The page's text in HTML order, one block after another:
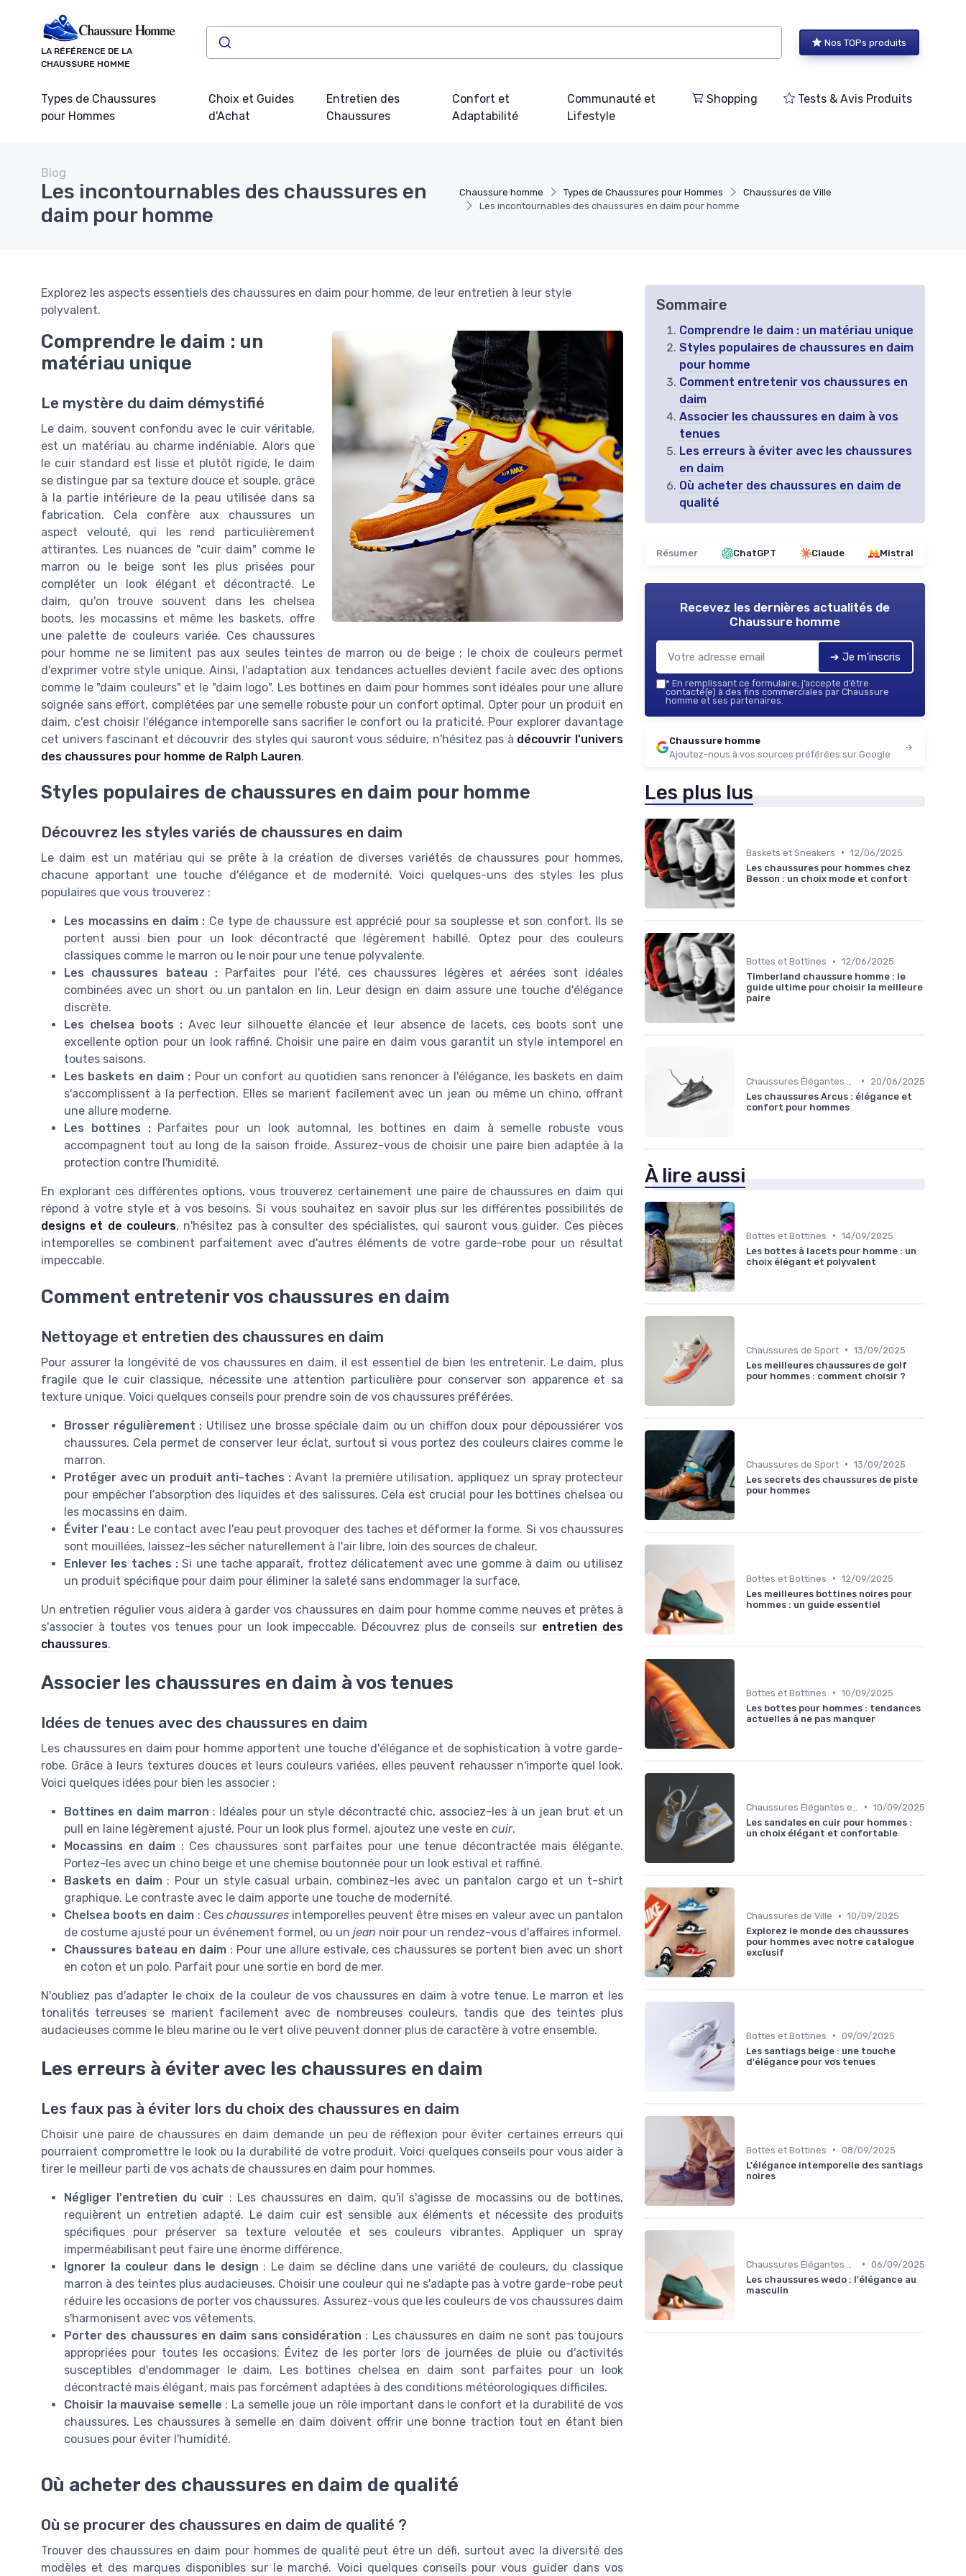
LA RÉFÉRENCE DE LA
CHAUSSURE HOMME
Nos TOPs produits
Types de Chaussures
pour Hommes
Choix et Guides
d'Achat
Entretien des
Chaussures
Confort et
Adaptabilité
Communauté et
Lifestyle
Shopping Tests & Avis Produits
Chaussure homme Types de Chaussures pour Hommes
Chaussures de Ville
Les incontournables des chaussures en daim pour homme
Blog
Les incontournables des chaussures en
daim pour homme
Explorez les aspects essentiels des chaussures en daim pour homme, de leur entretien à leur style
polyvalent.
Comprendre le daim : un
matériau unique
Le mystère du daim démystifié
Le daim, souvent confondu avec le cuir véritable,
est un matériau au charme indéniable. Alors que
le cuir standard est lisse et plutôt rigide, le daim
se distingue par sa texture douce et souple, grâce
à la partie intérieure de la peau utilisée dans sa
fabrication. Cela confère aux chaussures un
aspect velouté, qui les rend particulièrement
attirantes. Les nuances de "cuir daim" comme le
marron ou le beige sont les plus prisées pour
compléter un look élégant et décontracté. Le
daim, qu'on trouve souvent dans les chelsea
boots, les mocassins et même les baskets, offre
une palette de couleurs variée. Ces chaussures
pour homme ne se limitent pas aux seules teintes de marron ou de beige ; le choix de couleurs permet
d'exprimer votre style unique. Ainsi, l'adaptation aux tendances actuelles devient facile avec des options
comme le "daim couleurs" et le "daim logo". Les bottines en daim pour hommes sont idéales pour une allure
soignée sans effort, complétées par une semelle robuste pour un confort optimal. Opter pour un produit en
daim, c'est choisir l'élégance intemporelle sans sacrifier le confort ou la praticité. Pour explorer davantage
cet univers fascinant et découvrir des styles qui sauront vous séduire, n'hésitez pas à découvrir l'univers
des chaussures pour homme de Ralph Lauren.
Styles populaires de chaussures en daim pour homme
Découvrez les styles variés de chaussures en daim
Le daim est un matériau qui se prête à la création de diverses variétés de chaussures pour hommes,
chacune apportant une touche d'élégance et de modernité. Voici quelques-uns des styles les plus
populaires que vous trouverez :
Les mocassins en daim : Ce type de chaussure est apprécié pour sa souplesse et son confort. Ils se
portent aussi bien pour un look décontracté que légèrement habillé. Optez pour des couleurs
classiques comme le marron ou le noir pour une tenue polyvalente.
Les chaussures bateau :Parfaites pour l'été, ces chaussures légères et aérées sont idéales
combinées avec un short ou un pantalon en lin. Leur design en daim assure une touche d'élégance
discrète.
Les chelsea boots :Avec leur silhouette élancée et leur absence de lacets, ces boots sont une
excellente option pour un look raffiné. Choisir une paire en daim vous garantit un style intemporel en
toutes saisons.
Les baskets en daim : Pour un confort au quotidien sans renoncer à l'élégance, les baskets en daim
s'accomplissent à la perfection. Elles se marient facilement avec un jean ou même un chino, offrant
une allure moderne.
Les bottines :Parfaites pour un look automnal, les bottines en daim à semelle robuste vous
accompagnent tout au long de la saison froide. Assurez-vous de choisir une paire bien adaptée à la
protection contre l'humidité.
En explorant ces différentes options, vous trouverez certainement une paire de chaussures en daim qui
répond à votre style et à vos besoins. Si vous souhaitez en savoir plus sur les différentes possibilités de
designs et de couleurs, n'hésitez pas à consulter des spécialistes, qui sauront vous guider. Ces pièces
intemporelles se combinent parfaitement avec d'autres éléments de votre garde-robe pour un résultat
impeccable.
Comment entretenir vos chaussures en daim
Nettoyage et entretien des chaussures en daim
Pour assurer la longévité de vos chaussures en daim, il est essentiel de bien les entretenir. Le daim, plus
fragile que le cuir classique, nécessite une attention particulière pour conserver son apparence et sa
texture unique. Voici quelques conseils pour prendre soin de vos chaussures préférées.
Brosser régulièrement : Utilisez une brosse spéciale daim ou un chiffon doux pour dépoussiérer vos
chaussures. Cela permet de conserver leur éclat, surtout si vous portez des couleurs claires comme le
marron.
Protéger avec un produit anti-taches : Avant la première utilisation, appliquez un spray protecteur
pour empêcher l’absorption des liquides et des salissures. Cela est crucial pour les bottines chelsea ou
les mocassins en daim.
Éviter l'eau : Le contact avec l'eau peut provoquer des taches et déformer la forme. Si vos chaussures
sont mouillées, laissez-les sécher naturellement à l'air libre, loin des sources de chaleur.
Enlever les taches :Si une tache apparaît, frottez délicatement avec une gomme à daim ou utilisez
un produit spécifique pour daim pour éliminer la saleté sans endommager la surface.
Un entretien régulier vous aidera à garder vos chaussures en daim pour homme comme neuves et prêtes à
s'associer à toutes vos tenues pour un look impeccable. Découvrez plus de conseils sur entretien des
chaussures.
Associer les chaussures en daim à vos tenues
Idées de tenues avec des chaussures en daim
Les chaussures en daim pour homme apportent une touche d'élégance et de sophistication à votre garde-
robe. Grâce à leurs textures douces et leurs couleurs variées, elles peuvent rehausser n'importe quel look.
Voici quelques idées pour bien les associer :
Bottines en daim marron : Idéales pour un style décontracté chic, associez-les à un jean brut et un
pull en laine légèrement ajusté. Pour un look plus formel, ajoutez une veste en cuir.
Mocassins en daim : Ces chaussures sont parfaites pour une tenue décontractée mais élégante.
Portez-les avec un chino beige et une chemise boutonnée pour un look estival et raffiné.
Baskets en daim: Pour un style casual urbain, combinez-les avec un pantalon cargo et un t-shirt
graphique. Le contraste avec le daim apporte une touche de modernité.
Chelsea boots en daim : Ces chaussuresintemporelles peuvent être mises en valeur avec un pantalon
de costume ajusté pour un événement formel, ou un jean noir pour un rendez-vous d'affaires informel.
Chaussures bateau en daim: Pour une allure estivale, ces chaussures se portent bien avec un short
en coton et un polo. Parfait pour une sortie en bord de mer.
N'oubliez pas d'adapter le choix de la couleur de vos chaussures en daim à votre tenue. Le marron et les
tonalités terreuses se marient facilement avec de nombreuses couleurs, tandis que des teintes plus
audacieuses comme le bleu marine ou le vert olive peuvent donner plus de caractère à votre ensemble.
Les erreurs à éviter avec les chaussures en daim
Les faux pas à éviter lors du choix des chaussures en daim
Choisir une paire de chaussures en daim demande un peu de réflexion pour éviter certaines erreurs qui
pourraient compromettre le look ou la durabilité de votre produit. Voici quelques conseils pour vous aider à
tirer le meilleur parti de vos achats de chaussures en daim pour hommes.
Négliger l'entretien du cuir : Les chaussures en daim, qu'il s'agisse de mocassins ou de bottines,
requièrent un entretien adapté. Le daim cuir est sensible aux éléments et nécessite des produits
spécifiques pour préserver sa texture veloutée et ses couleurs vibrantes. Appliquer un spray
imperméabilisant peut faire une énorme différence.
Ignorer la couleur dans le design : Le daim se décline dans une variété de couleurs, du classique
marron à des teintes plus audacieuses. Choisir une couleur qui ne s'adapte pas à votre garde-robe peut
réduire les occasions de porter vos chaussures. Assurez-vous que les couleurs de vos chaussures daim
s'harmonisent avec vos vêtements.
Porter des chaussures en daim sans considération : Les chaussures en daim ne sont pas toujours
appropriées pour toutes les occasions. Évitez de les porter lors de journées de pluie ou d'activités
susceptibles d'endommager le daim. Les bottines chelsea en daim sont parfaites pour un look
décontracté mais élégant, mais pas forcément adaptées à des conditions météorologiques difficiles.
Choisir la mauvaise semelle : La semelle joue un rôle important dans le confort et la durabilité de vos
chaussures. Les chaussures à semelle en daim doivent offrir une bonne traction tout en étant bien
cousues pour éviter l'humidité.
Où acheter des chaussures en daim de qualité
Où se procurer des chaussures en daim de qualité ?
Trouver des chaussures en daim pour hommes de qualité peut être un défi, surtout avec la diversité des
modèles et des marques disponibles sur le marché. Voici quelques conseils pour vous guider dans vos
Sommaire
Comprendre le daim : un matériau unique
Styles populaires de chaussures en daim
pour homme
Comment entretenir vos chaussures en
daim
Associer les chaussures en daim à vos
tenues
Les erreurs à éviter avec les chaussures
en daim
Où acheter des chaussures en daim de
qualité
Résumer ChatGPT Claude Mistral
Recevez les dernières actualités de
Chaussure homme
➔ Je m'inscris
* En remplissant ce formulaire, j’accepte d’être
contacté(e) à des fins commerciales par Chaussure
homme et ses partenaires.
Chaussure homme
Ajoutez-nous à vos sources préférées sur Google
Les plus lus
Baskets et Sneakers • 12/06/2025
Les chaussures pour hommes chez
Besson : un choix mode et confort
Bottes et Bottines • 12/06/2025
Timberland chaussure homme : le
guide ultime pour choisir la meilleure
paire
•
20/06/2025
Les chaussures Arcus : élégance et
confort pour hommes
À lire aussi
Bottes et Bottines • 14/09/2025
Les bottes à lacets pour homme : un
choix élégant et polyvalent
Chaussures de Sport • 13/09/2025
Les meilleures chaussures de golf
pour hommes : comment choisir ?
Chaussures de Sport • 13/09/2025
Les secrets des chaussures de piste
pour hommes
Bottes et Bottines • 12/09/2025
Les meilleures bottines noires pour
hommes : un guide essentiel
Bottes et Bottines • 10/09/2025
Les bottes pour hommes : tendances
actuelles à ne pas manquer
• 10/09/2025
Les sandales en cuir pour hommes :
un choix élégant et confortable
Chaussures de Ville • 10/09/2025
Explorez le monde des chaussures
pour hommes avec notre catalogue
exclusif
Bottes et Bottines • 09/09/2025
Les santiags beige : une touche
d'élégance pour vos tenues
Bottes et Bottines • 08/09/2025
L'élégance intemporelle des santiags
noires
• 06/09/2025
Les chaussures wedo : l'élégance au
masculin